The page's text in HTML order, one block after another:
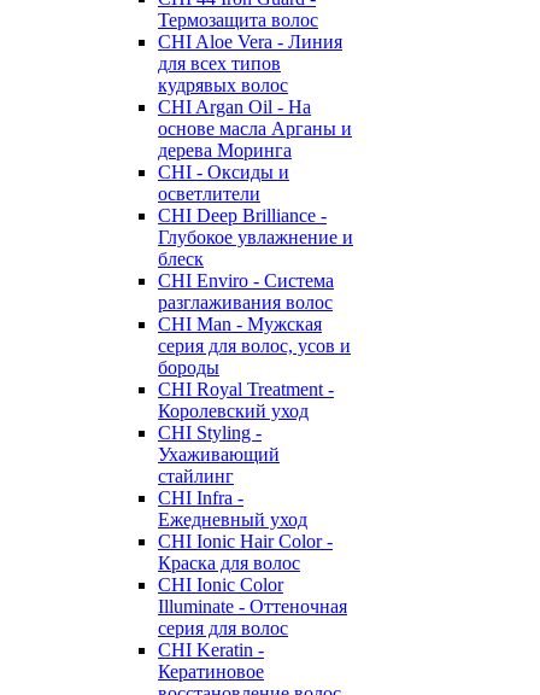
Термозащита волос
CHI Aloe Vera - Линия
для всех типов
кудрявых волос
CHI Argan Oil - На
основе масла Арганы и
дерева Моринга
CHI - Оксиды и
осветлители
CHI Deep Brilliance -
Глубокое увлажнение и
блеск
CHI Enviro - Система
разглаживания волос
CHI Man - Мужская
серия для волос, усов и
бороды
CHI Royal Treatment -
Королевский уход
CHI Styling -
Ухаживающий
стайлинг
CHI Infra -
Ежедневный уход
CHI Ionic Hair Color -
Краска для волос
CHI Ionic Color
Illuminate - Оттеночная
серия для волос
CHI Keratin -
Кератиновое